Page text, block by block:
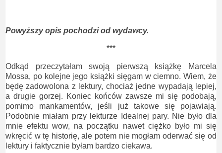
Powyższy opis pochodzi od wydawcy.
***
Odkąd przeczytałam swoją pierwszą książkę Marcela
Mossa, po kolejne jego książki sięgam w ciemno. Wiem, że
będę zadowolona z lektury, chociaż jedne wypadają lepiej,
a drugie gorzej. Koniec końców zawsze mi się podobają,
pomimo mankamentów, jeśli już takowe się pojawiają.
Podobnie miałam przy lekturze Idealnej pary. Nie było dla
mnie efektu wow, na początku nawet ciężko było mi się
wkręcić w tę historię, ale potem nie mogłam oderwać się od
lektury i faktycznie byłam bardzo ciekawa.